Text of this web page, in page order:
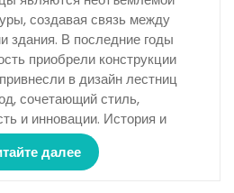
создавая связь между
здания. В последние годы
приобрели конструкции
в дизайн лестниц
сочетающий стиль,
и инновации. История и
далее